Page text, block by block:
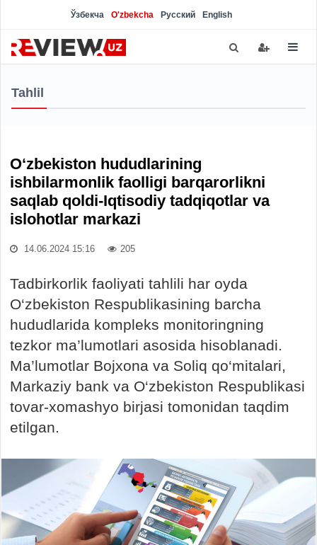
Ўзбекча O'zbekcha Русский English
Tahlil
O‘zbekiston hududlarining
ishbilarmonlik faolligi barqarorlikni
saqlab qoldi-Iqtisodiy tadqiqotlar va
islohotlar markazi
14.06.2024 15:16 205
Tadbirkorlik faoliyati tahlili har oyda
O‘zbekiston Respublikasining barcha
hududlarida kompleks monitoringning
tezkor ma’lumotlari asosida hisoblanadi.
Ma’lumotlar Bojxona va Soliq qo‘mitalari,
Markaziy bank va O‘zbekiston Respublikasi
tovar-xomashyo birjasi tomonidan taqdim
etilgan.